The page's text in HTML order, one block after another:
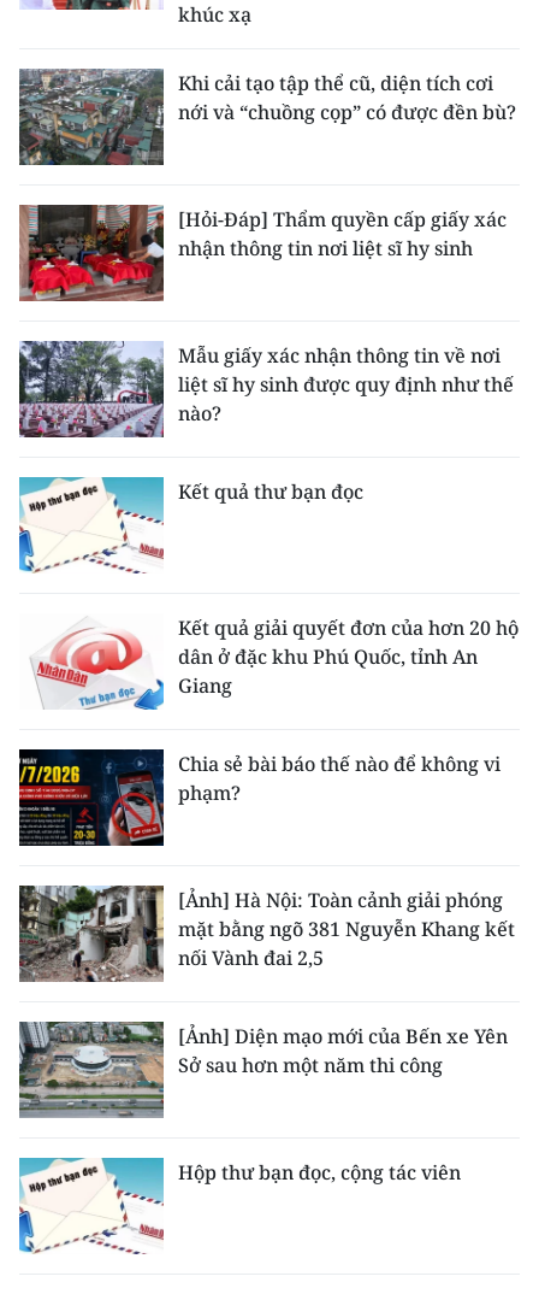
ENGLISH
中文
FRANÇAIS
ESPAÑOL
한국어
khúc xạ
Khi cải tạo tập thể cũ, diện tích cơi
nới và “chuồng cọp” có được đền bù?
[Hỏi-Đáp] Thẩm quyền cấp giấy xác
nhận thông tin nơi liệt sĩ hy sinh
Mẫu giấy xác nhận thông tin về nơi
liệt sĩ hy sinh được quy định như thế
nào?
Kết quả thư bạn đọc
Kết quả giải quyết đơn của hơn 20 hộ
dân ở đặc khu Phú Quốc, tỉnh An
Giang
Chia sẻ bài báo thế nào để không vi
phạm?
[Ảnh] Hà Nội: Toàn cảnh giải phóng
mặt bằng ngõ 381 Nguyễn Khang kết
nối Vành đai 2,5
[Ảnh] Diện mạo mới của Bến xe Yên
Sở sau hơn một năm thi công
Hộp thư bạn đọc, cộng tác viên